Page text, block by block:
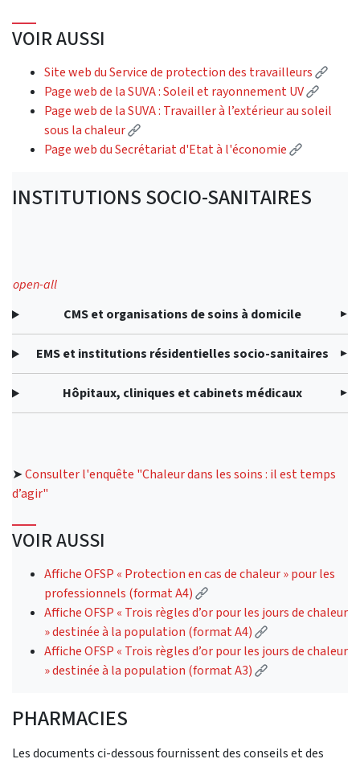
VOIR AUSSI
Site web du Service de protection des travailleurs
Page web de la SUVA : Soleil et rayonnement UV
Page web de la SUVA : Travailler à l’extérieur au soleil
sous la chaleur
(External link)
Page web du Secrétariat d'Etat à l'économie
(External
INSTITUTIONS SOCIO-SANITAIRES
open-all
CMS et organisations de soins à domicile
EMS et institutions résidentielles socio-sanitaires
Hôpitaux, cliniques et cabinets médicaux
➤Consulter l'enquête "Chaleur dans les soins : il est temps
d’agir"
VOIR AUSSI
Affiche OFSP « Protection en cas de chaleur » pour les
professionnels (format A4)
(External link)
Affiche OFSP « Trois règles d’or pour les jours de chaleur
» destinée à la population (format A4)
(External link)
Affiche OFSP « Trois règles d’or pour les jours de chaleur
» destinée à la population (format A3)
(External link)
PHARMACIES
Les documents ci-dessous fournissent des conseils et des